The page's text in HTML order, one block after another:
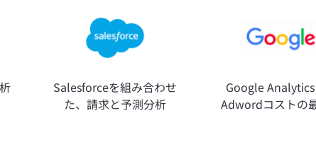
Salesforceを組み合わせ
た、請求と予測分析
Google Analytics
Adwordコストの